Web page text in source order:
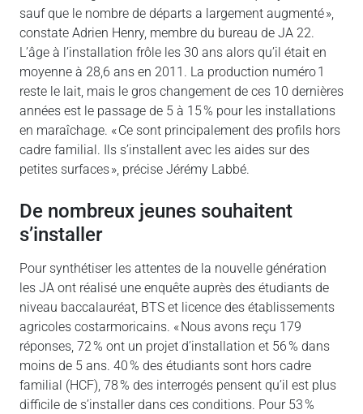
sauf que le nombre de départs a largement augmenté »,
constate Adrien Henry, membre du bureau de JA 22.
L’âge à l’installation frôle les 30 ans alors qu’il était en
moyenne à 28,6 ans en 2011. La production numéro 1
reste le lait, mais le gros changement de ces 10 dernières
années est le passage de 5 à 15 % pour les installations
en maraîchage. « Ce sont principalement des profils hors
cadre familial. Ils s’installent avec les aides sur des
petites surfaces », précise Jérémy Labbé.
De nombreux jeunes souhaitent
s’installer
Pour synthétiser les attentes de la nouvelle génération
les JA ont réalisé une enquête auprès des étudiants de
niveau baccalauréat, BTS et licence des établissements
agricoles costarmoricains. « Nous avons reçu 179
réponses, 72 % ont un projet d’installation et 56 % dans
moins de 5 ans. 40 % des étudiants sont hors cadre
familial (HCF), 78 % des interrogés pensent qu’il est plus
difficile de s’installer dans ces conditions. Pour 53 %